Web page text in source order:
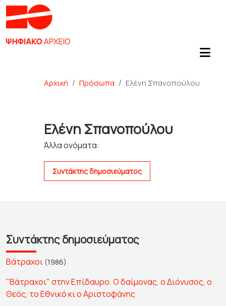
Αρχική Πρόσωπα Ελένη Σπανοπούλου
Ελένη Σπανοπούλου
Άλλα ονόματα:
Συντάκτης δημοσιεύματος
Συντάκτης δημοσιεύματος
Βάτραχοι (1986)
"Βάτραχοι" στην Επίδαυρο. Ο δαίμονας, ο Διόνυσος, ο
Θεός, το Εθνικό κι ο Αριστοφάνης